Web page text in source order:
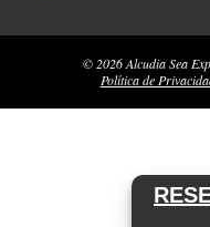
© 2026 Alcudia Sea
Política de